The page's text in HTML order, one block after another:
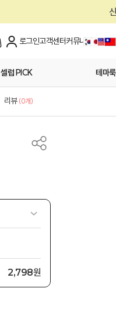
신규 회원가
로그인고객센터커뮤니티
셀럽 PICK 테마룩
리뷰 (0개)
2,798원